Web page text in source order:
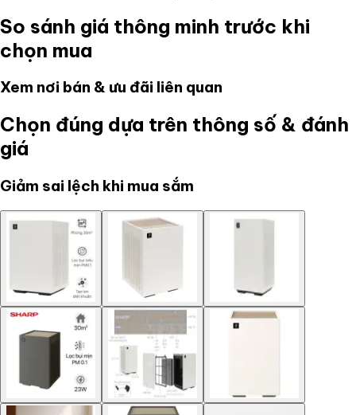
So sánh giá thông minh trước khi
chọn mua
Xem nơi bán & ưu đãi liên quan
Chọn đúng dựa trên thông số & đánh
giá
Giảm sai lệch khi mua sắm